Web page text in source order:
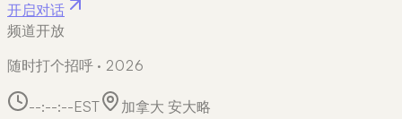
开启对话
频道开放
随时打个招呼 · 2026
--:--:--EST 加拿大 安大略